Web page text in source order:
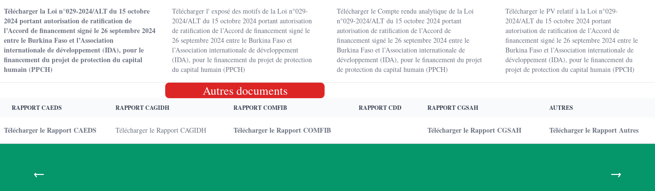
Télécharger la Loi n°029-2024/ALT du 15 octobre
2024 portant autorisation de ratification de
l’Accord de financement signé le 26 septembre 2024
entre le Burkina Faso et l’Association
internationale de développement (IDA), pour le
financement du projet de protection du capital
humain (PPCH)
Télécharger l' exposé des motifs de la Loi n°029-
2024/ALT du 15 octobre 2024 portant autorisation
de ratification de l’Accord de financement signé le
26 septembre 2024 entre le Burkina Faso et
l’Association internationale de développement
(IDA), pour le financement du projet de protection
du capital humain (PPCH)
Télécharger le Compte rendu analytique de la Loi
n°029-2024/ALT du 15 octobre 2024 portant
autorisation de ratification de l’Accord de
financement signé le 26 septembre 2024 entre le
Burkina Faso et l’Association internationale de
développement (IDA), pour le financement du projet
de protection du capital humain (PPCH)
Télécharger le PV relatif à la Loi n°029-
2024/ALT du 15 octobre 2024 portant
autorisation de ratification de l’Accord de
financement signé le 26 septembre 2024 entre le
Burkina Faso et l’Association internationale de
développement (IDA), pour le financement du
projet de protection du capital humain (PPCH)
Autres documents
RAPPORT CAEDS RAPPORT CAGIDH RAPPORT COMFIB RAPPORT CDD RAPPORT CGSAH AUTRES
Télécharger le Rapport CAEDS Télécharger le Rapport CAGIDH Télécharger le Rapport COMFIB Télécharger le Rapport CGSAH Télécharger le Rapport Autres
← →